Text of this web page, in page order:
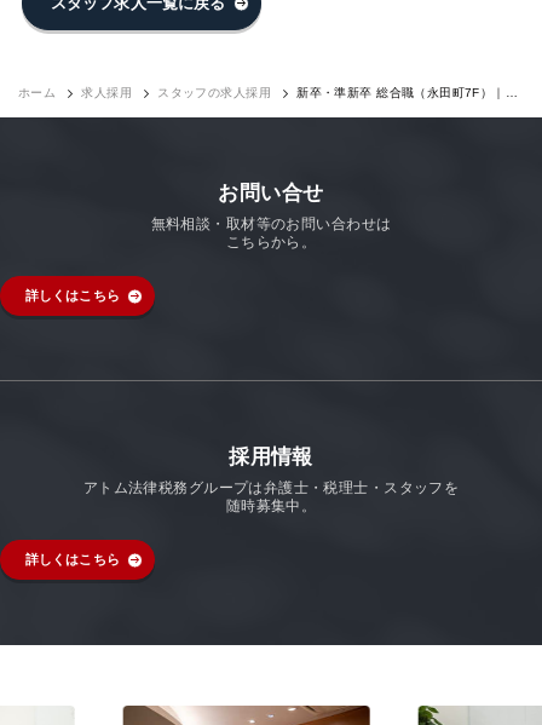
ホーム 求人採用 スタッフの求人採用
新卒・準新卒 総合職（永田町7F）｜求
お問い合せ
無料相談・取材等のお問い合わせは
こちらから。
詳しくはこちら
採用情報
アトム法律税務グループは弁護士・税理士・スタッフを
随時募集中。
詳しくはこちら